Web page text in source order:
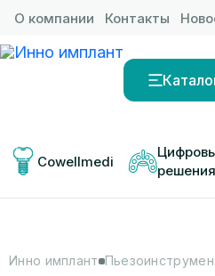
О компании Контакты
Cowellmedi
решения
Инно имплант